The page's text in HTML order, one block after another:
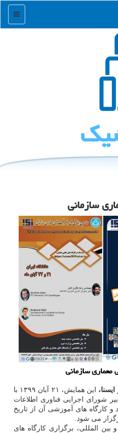
منو
سازمانی
سازمانی
این همایش، ۲۱ آبان ۱۳۹۹ با
شورای اجرایی فناوری اطلاعات
های آموزشی آن از تاریخ
المللی، برگزاری کارگاه های